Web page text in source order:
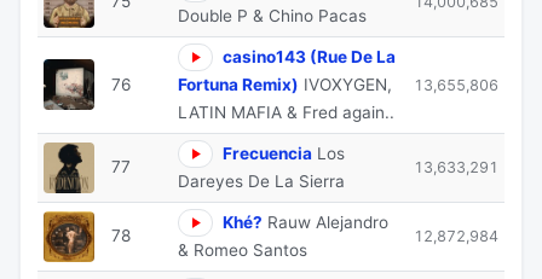
Double P & Chino Pacas
76
casino143 (Rue De La
Fortuna Remix) IVOXYGEN,
LATIN MAFIA & Fred again..
13,655,806
77
Frecuencia Los
Dareyes De La Sierra
13,633,291
78
Khé? Rauw Alejandro
& Romeo Santos
12,872,984